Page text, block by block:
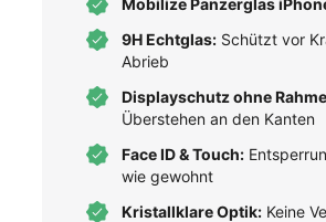
Mobilize Panzerglas
9H Echtglas: Schützt vor
Abrieb
Displayschutz ohne
Überstehen an den Kanten
Face ID & Touch:
wie gewohnt
Kristallklare Optik: Keine